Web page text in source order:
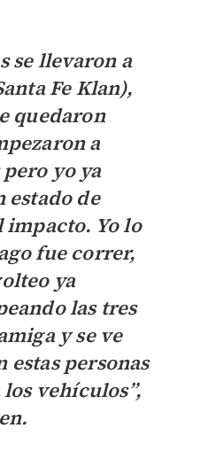
se llevaron a
Fe Klan),
quedaron
a
yo ya
estado de
impacto. Yo lo
fue correr,
ya
las tres
y se ve
estas personas
los vehículos”,